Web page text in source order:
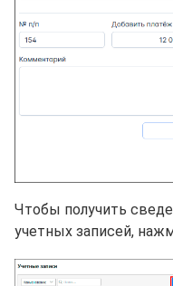
Чтобы получить
учетных записей,